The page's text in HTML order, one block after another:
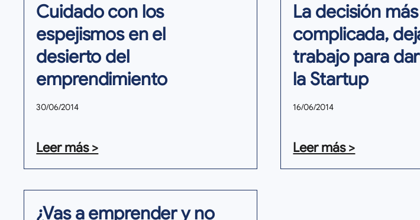
Cuidado con los
espejismos en el
desierto del
emprendimiento
30/06/2014
Leer más >
La decisión más
complicada,
trabajo para
la Startup
16/06/2014
Leer más >
¿Vas a emprender y no